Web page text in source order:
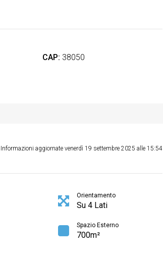
CAP: 38050
Informazioni aggiornate venerdì 19 settembre 2025 alle 15:54
Orientamento
Su 4 Lati
Spazio Esterno
700m²